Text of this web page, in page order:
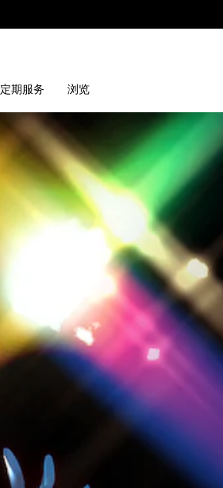
定期服务 浏览